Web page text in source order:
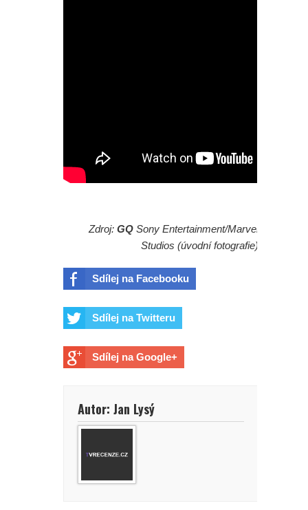
Zdroj: GQ Sony Entertainment/Marvel
Studios (úvodní fotografie)
Sdílej na Facebooku
Sdílej na Twitteru
Sdílej na Google+
Autor: Jan Lysý